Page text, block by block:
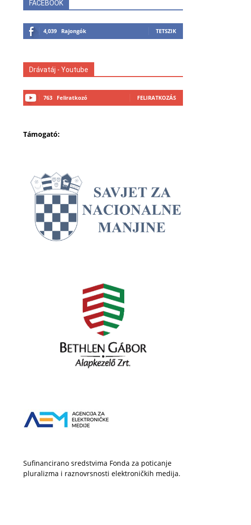
FACEBOOK
4,039 Rajongók TETSZIK
Drávatáj - Youtube
763 Feliratkozó FELIRATKOZÁS
Támogató:
Sufinancirano sredstvima Fonda za poticanje
pluralizma i raznovrsnosti elektroničkih medija.